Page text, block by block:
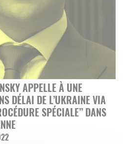
APPELLE À UNE
DÉLAI DE L’UKRAINE VIA
SPÉCIALE” DANS